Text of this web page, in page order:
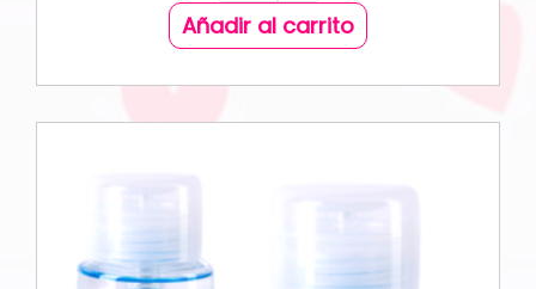
Añadir al carrito